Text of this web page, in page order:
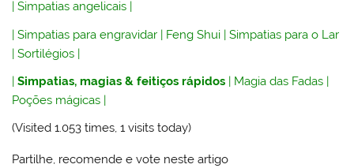
|Simpatias angelicais |
|Simpatias para engravidar | Feng Shui |Simpatias para o Lar
|Sortilégios |
|Simpatias, magias & feitiços rápidos | Magia das Fadas |
Poções mágicas |
(Visited 1.053 times, 1 visits today)
Partilhe, recomende e vote neste artigo